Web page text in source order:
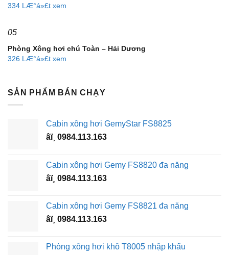
334 LÆ°á»£t xem
05
Phòng Xông hơi chú Toàn – Hải Dương
326 LÆ°á»£t xem
SẢN PHẨM BÁN CHẠY
Cabin xông hơi GemyStar FS8825
âï¸ 0984.113.163
Cabin xông hơi Gemy FS8820 đa năng
âï¸ 0984.113.163
Cabin xông hơi Gemy FS8821 đa năng
âï¸ 0984.113.163
Phòng xông hơi khô T8005 nhập khẩu